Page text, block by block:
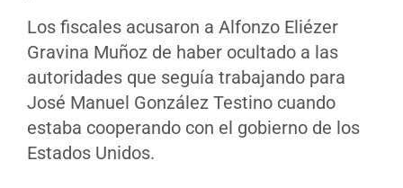
Los fiscales acusaron a Alfonzo Eliézer
Gravina Muñoz de haber ocultado a las
autoridades que seguía trabajando para
José Manuel González Testino cuando
estaba cooperando con el gobierno de los
Estados Unidos.